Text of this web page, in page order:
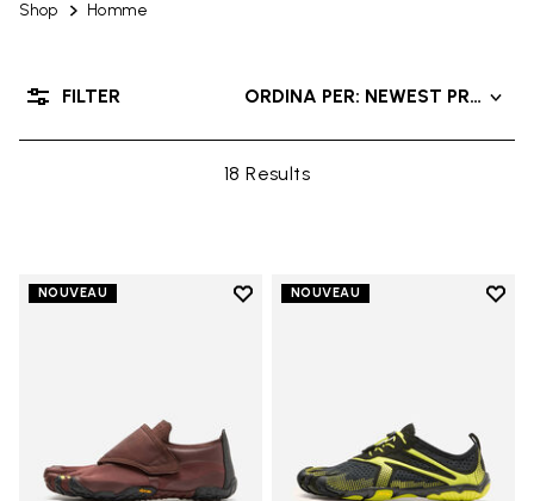
Shop Homme
18 Results
ORDINA PER: NEWEST
FILTER
NOUVEAU
Add to wishlist
NOUVEAU
Add